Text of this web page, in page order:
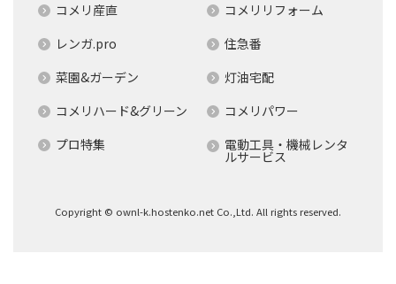
コメリ産直
コメリリフォーム
レンガ.pro
住急番
菜園&ガーデン
灯油宅配
コメリハード&グリーン
コメリパワー
プロ特集
電動工具・機械レンタ
ルサービス
Copyright © ownl-k.hostenko.net Co.,Ltd. All rights reserved.